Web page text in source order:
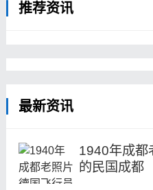
推荐资讯
最新资讯
1940年成都
的民国成都